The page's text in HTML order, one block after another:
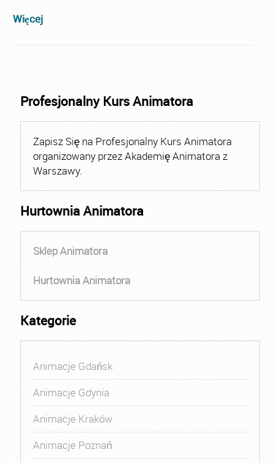
Więcej
Profesjonalny Kurs Animatora
Zapisz Się na Profesjonalny Kurs Animatora
organizowany przez Akademię Animatora z
Warszawy.
Hurtownia Animatora
Sklep Animatora
Hurtownia Animatora
Kategorie
Animacje Gdańsk
Animacje Gdynia
Animacje Kraków
Animacje Poznań